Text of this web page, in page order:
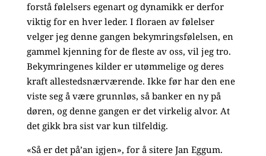
forstå følelsers egenart og dynamikk er derfor
viktig for en hver leder. I floraen av følelser
velger jeg denne gangen bekymringsfølelsen, en
gammel kjenning for de fleste av oss, vil jeg tro.
Bekymringenes kilder er utømmelige og deres
kraft allestedsnærværende. Ikke før har den ene
viste seg å være grunnløs, så banker en ny på
døren, og denne gangen er det virkelig alvor. At
det gikk bra sist var kun tilfeldig.
«Så er det på’an igjen», for å sitere Jan Eggum.